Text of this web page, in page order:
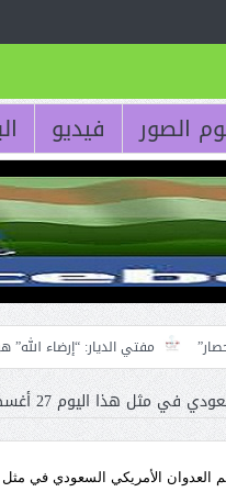
الصور فيديو
الديار: “إرضاء الله” هو معيار
في مثل هذا اليوم 27 أغسطس